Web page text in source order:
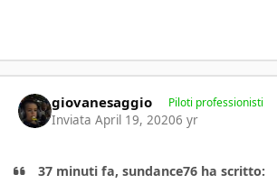
giovanesaggio Piloti professionisti
Inviata April 19, 20206 yr
37 minuti fa, sundance76 ha scritto: